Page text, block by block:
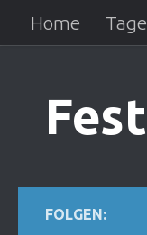
Zum Inhalt
Home
FOLGEN: